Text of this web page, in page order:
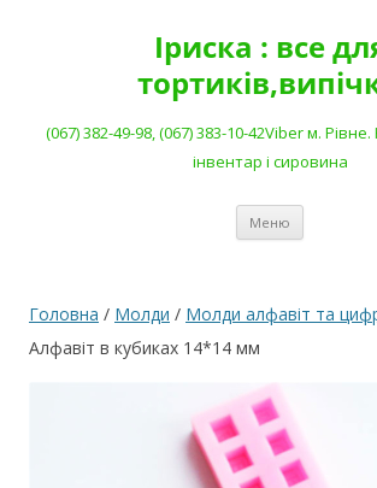
Іриска : все
(067) 382-49-98, (067) 383-10-42Viber м.
інвентар і сировина
Меню
Головна / Молди / Молди алфавіт та
Алфавіт в кубиках 14*14 мм